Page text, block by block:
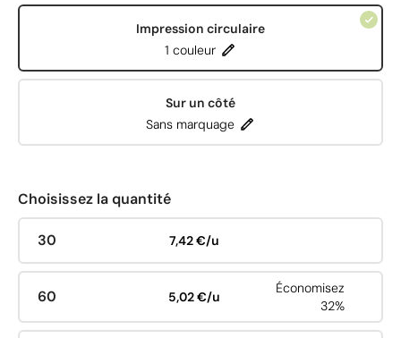
Impression circulaire
1 couleur
Sur un côté
Sans marquage
Choisissez la quantité
30 7,42 €/u
60 5,02 €/u
Économisez
32%